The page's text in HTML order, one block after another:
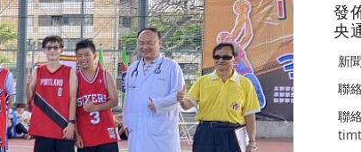
發
央
新
聯
聯